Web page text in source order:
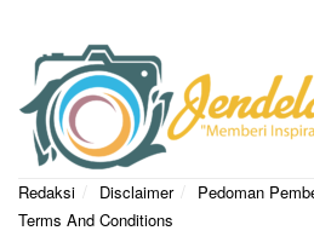
Redaksi Disclaimer
Pedoman
Terms And Conditions